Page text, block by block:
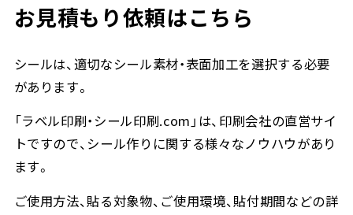
お見積もり依頼はこちら
シールは、適切なシール素材・表面加工を選択する必要
があります。
「ラベル印刷・シール印刷.com」は、印刷会社の直営サイ
トですので、シール作りに関する様々なノウハウがあり
ます。
ご使用方法、貼る対象物、ご使用環境、貼付期間などの詳